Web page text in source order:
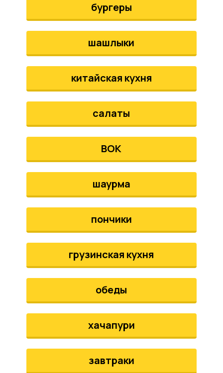
бургеры
шашлыки
китайская кухня
салаты
ВОК
шаурма
пончики
грузинская кухня
обеды
хачапури
завтраки